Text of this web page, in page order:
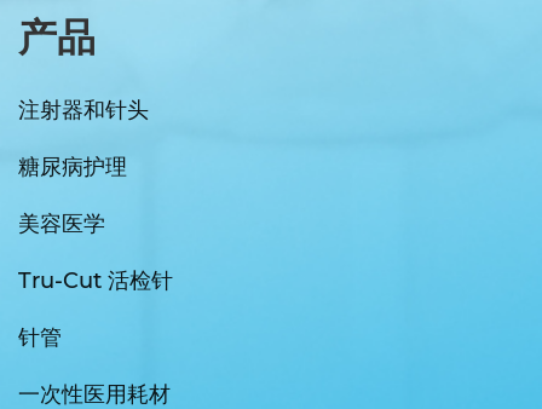
产品
注射器和针头
糖尿病护理
美容医学
Tru-Cut 活检针
针管
一次性医用耗材